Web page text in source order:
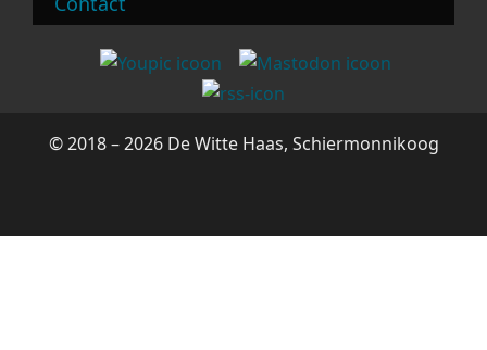
© 2018 – 2026 De Witte Haas, Schiermonnikoog